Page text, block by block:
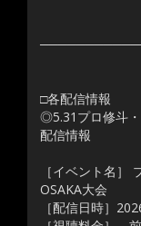
□各配信情報
◎5.31プロ修斗
配信情報
［イベント名］
OSAKA大会
［配信日時］